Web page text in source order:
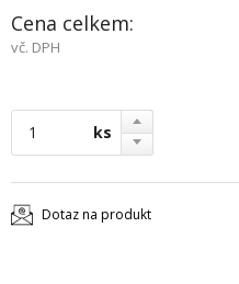
Cena celkem:
vč. DPH
ks
Dotaz na produkt